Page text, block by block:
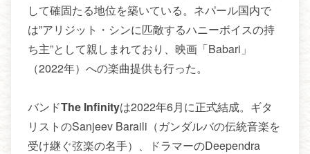
して確固たる地位を築いている。ネパール国内で
は”アリジット・シンに匹敵するハニーボイスの持
ち主”として親しまれており、映画「Babari」
（2022年）への楽曲提供も行った。
バンドThe Infinityは2022年6月に正式結成。ギタ
リストのSanjeev Baraili（ガンダルバの伝統音楽を
受け継ぐ弦楽の名手）、ドラマーのDeependra